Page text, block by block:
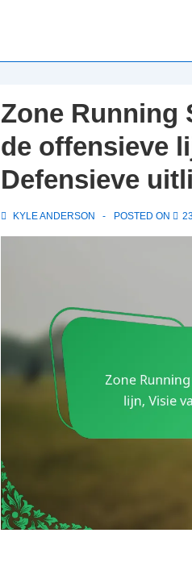
Zone Running
de offensieve
Defensieve
KYLE ANDERSON POSTED ON